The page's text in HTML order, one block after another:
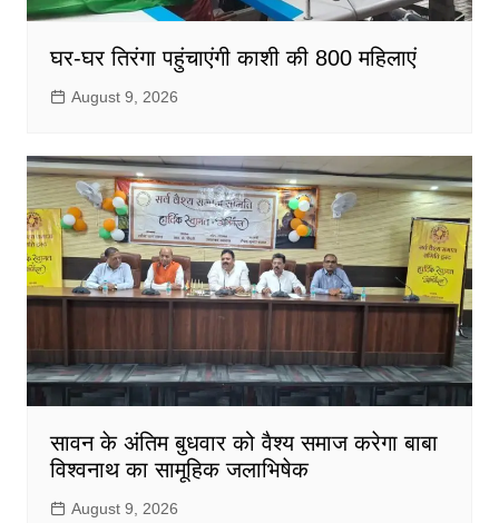
घर-घर तिरंगा पहुंचाएंगी काशी की 800 महिलाएं
August 9, 2026
सावन के अंतिम बुधवार को वैश्य समाज करेगा बाबा
विश्वनाथ का सामूहिक जलाभिषेक
August 9, 2026